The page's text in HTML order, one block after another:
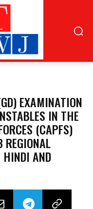
EXAMINATION
IN THE
(CAPFS)
REGIONAL
HINDI AND